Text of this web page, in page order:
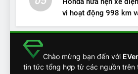
Chuyên gia
đối về an
VF8
ĐÁNH GIÁ XE
vi hoạt động 998 km
Chào mừng bạn đến với
tin tức tổng hợp từ các nguồn trên